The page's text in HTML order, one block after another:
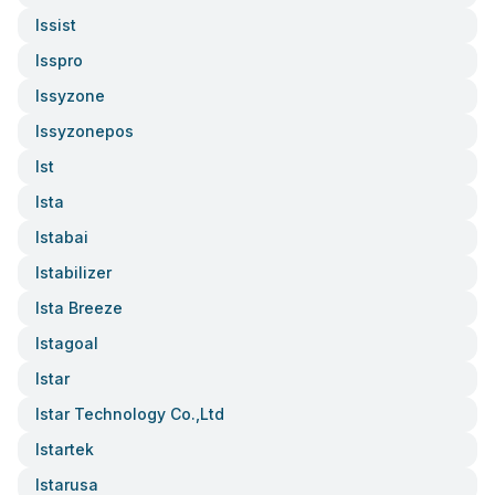
Issist
Isspro
Issyzone
Issyzonepos
Ist
Ista
Istabai
Istabilizer
Ista Breeze
Istagoal
Istar
Istar Technology Co.,ltd
Istartek
Istarusa